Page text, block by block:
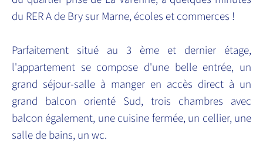
du RER A de Bry sur Marne, écoles et commerces !
Parfaitement situé au 3 ème et dernier étage,
l'appartement se compose d'une belle entrée, un
grand séjour-salle à manger en accès direct à un
grand balcon orienté Sud, trois chambres avec
balcon également, une cuisine fermée, un cellier, une
salle de bains, un wc.